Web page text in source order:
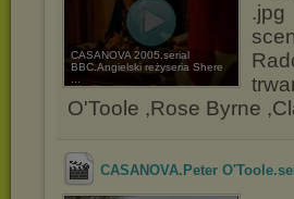
CASANOVA 2005.serial
BBC.Angielski reżyseria Shere
O'Toole ,Rose Byrne
CASANOVA.Peter